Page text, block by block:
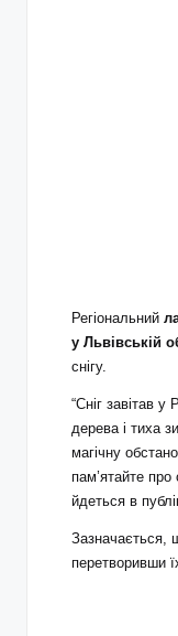
Регіональний
у Львівській
снігу.
“Сніг завітав у
дерева і тиха
магічну
пам’ятайте
йдеться в
Зазначається,
перетворивши